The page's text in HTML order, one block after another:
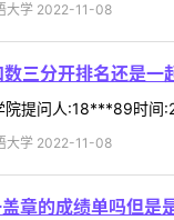
大学 2022-11-08
三分开排名还是一
提问人:18***89时
大学 2022-11-08
章的成绩单吗但是